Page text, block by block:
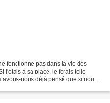
fonctionne pas dans la vie des
j'étais à sa place, je ferais telle
nous déjà pensé que si nous